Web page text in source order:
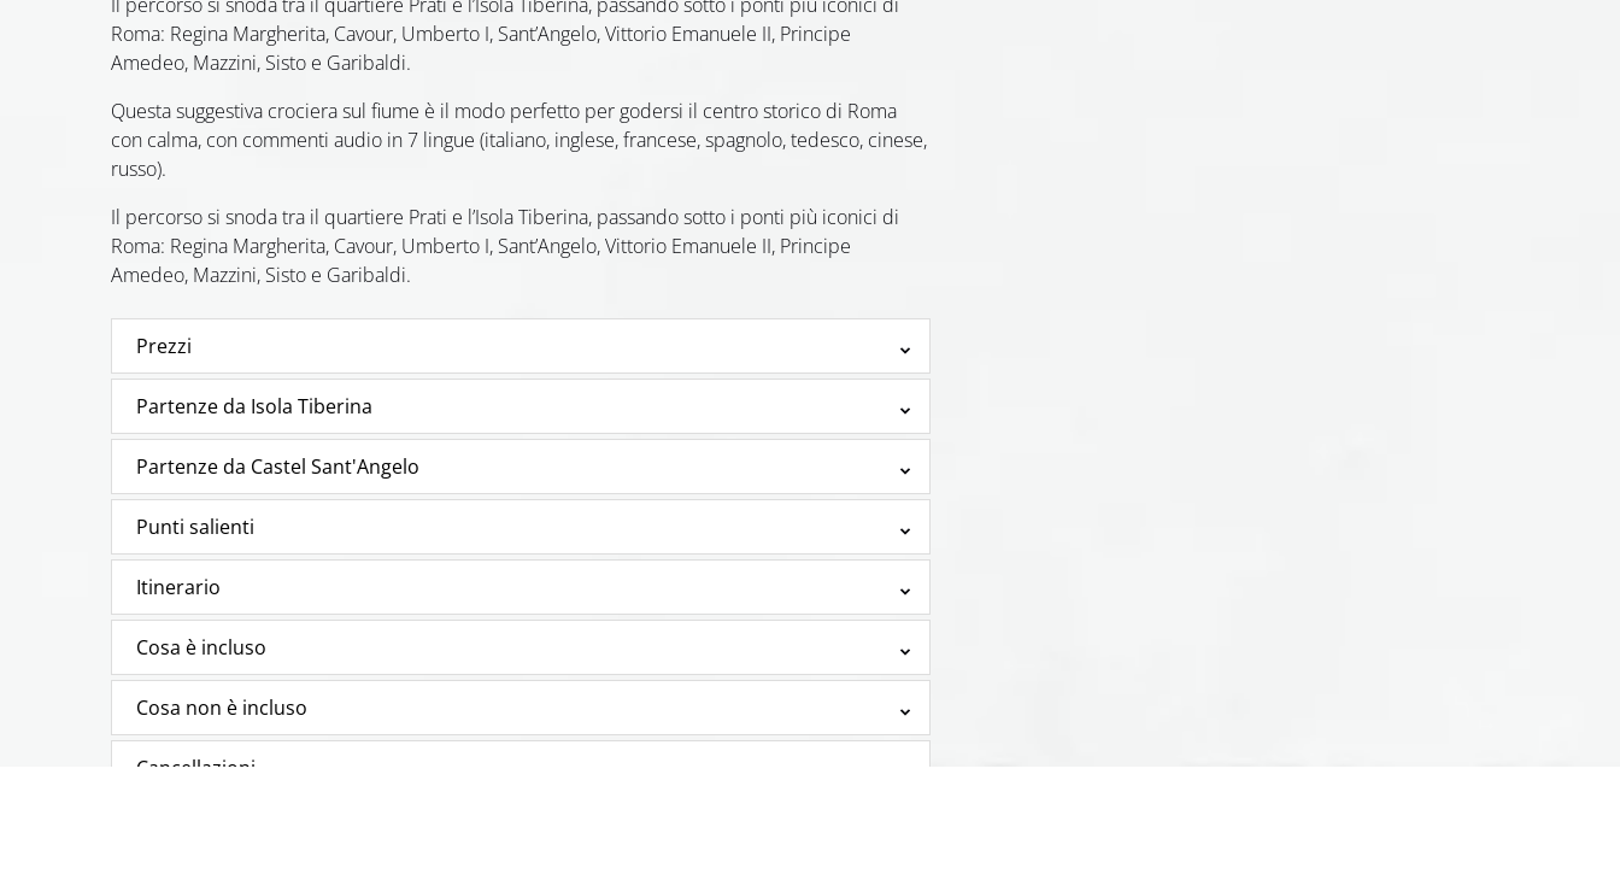
Roma: Regina Margherita, Cavour, Umberto I, Sant’Angelo, Vittorio Emanuele II, Principe
Amedeo, Mazzini, Sisto e Garibaldi.
Questa suggestiva crociera sul fiume è il modo perfetto per godersi il centro storico di Roma
con calma, con commenti audio in 7 lingue (italiano, inglese, francese, spagnolo, tedesco, cinese,
russo).
Il percorso si snoda tra il quartiere Prati e l’Isola Tiberina, passando sotto i ponti più iconici di
Roma: Regina Margherita, Cavour, Umberto I, Sant’Angelo, Vittorio Emanuele II, Principe
Amedeo, Mazzini, Sisto e Garibaldi.
Prezzi
Partenze da Isola Tiberina
Partenze da Castel Sant'Angelo
Punti salienti
Itinerario
Cosa è incluso
Cosa non è incluso
Cancellazioni